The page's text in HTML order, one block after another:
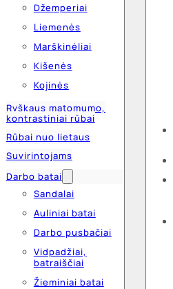
Džemperiai
Liemenės
Marškinėliai
Kišenės
Kojinės
Ryškaus matomumo,
kontrastiniai rūbai
Rūbai nuo lietaus
Suvirintojams
Darbo batai
Sandalai
Auliniai batai
Darbo pusbačiai
Vidpadžiai,
batraiščiai
Žieminiai batai